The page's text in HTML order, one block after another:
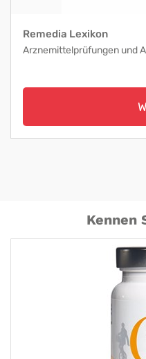
Remedia Lexikon
Arznemittelprüfungen und
Kennen